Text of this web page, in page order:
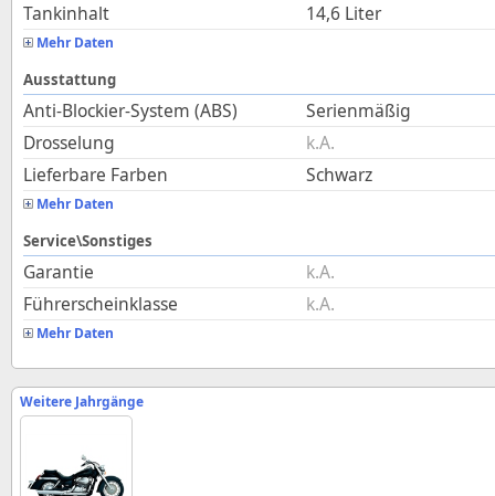
Tankinhalt
14,6 Liter
Mehr Daten
Ausstattung
Anti-Blockier-System (ABS)
Serienmäßig
Drosselung
k.A.
Lieferbare Farben
Schwarz
Mehr Daten
Service\Sonstiges
Garantie
k.A.
Führerscheinklasse
k.A.
Mehr Daten
Weitere Jahrgänge